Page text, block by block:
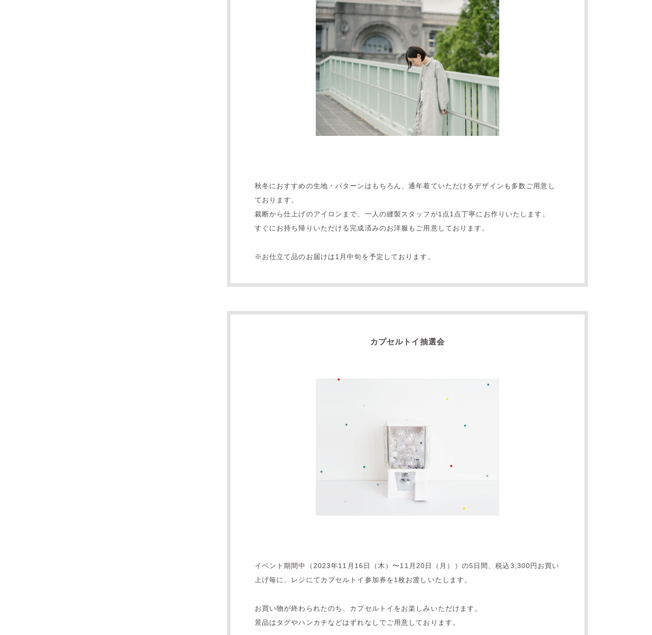
秋冬におすすめの生地・パターンはもちろん、通年着ていただけるデザインも多数ご用意し
ております。
裁断から仕上げのアイロンまで、一人の縫製スタッフが1点1点丁寧にお作りいたします。
すぐにお持ち帰りいただける完成済みのお洋服もご用意しております。
※お仕立て品のお届けは1月中旬を予定しております。
カプセルトイ抽選会
イベント期間中（2023年11月16日（木）〜11月20日（月））の5日間、税込3,300円お買い
上げ毎に、レジにてカプセルトイ参加券を1枚お渡しいたします。
お買い物が終わられたのち、カプセルトイをお楽しみいただけます。
景品はタグやハンカチなどはずれなしでご用意しております。